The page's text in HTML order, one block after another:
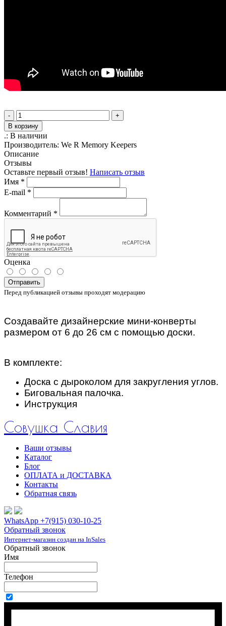
-
+
В корзину
.: В наличии
Производитель: We R Memory Keepers
Описание
Отзывы
Оставьте первый отзыв! Написать отзыв
Имя *
E-mail *
Комментарий *
Оценка
Отправить
Перед публикацией отзывы проходят модерацию
Создавайте дизайнерские мини-конверты
размером от 6 до 26 см с помощью доски.
В комплекте:
Доска с дыроколом для закругления углов.
Биговальная палочка.
Инструкция
Совушка Славия
Ваши отзывы
Каталог
Блог
ОПЛАТА и ДОСТАВКА
Контакты
Обратная связь
WhatsApp +7(915) 030-10-25
Обратный звонок
Интернет-магазин создан на InSales
Обратный звонок
Имя
Телефон